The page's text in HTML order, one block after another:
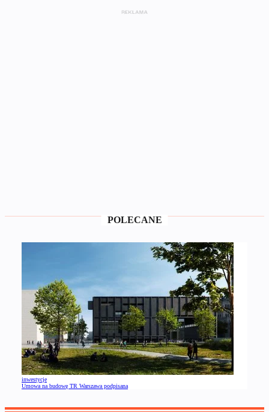
POLECANE
inwestycje
Umowa na budowę TR Warszawa podpisana